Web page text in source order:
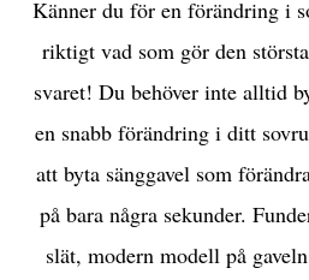
Känner du för en förändring i
riktigt vad som gör den
svaret! Du behöver inte alltid
en snabb förändring i ditt
att byta sänggavel som
på bara några sekunder.
slät, modern modell på